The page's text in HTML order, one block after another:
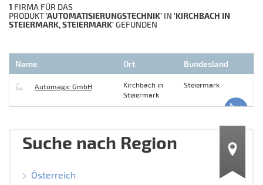
1 FIRMA FÜR DAS
PRODUKT'AUTOMATISIERUNGSTECHNIK' IN 'KIRCHBACH IN
STEIERMARK, STEIERMARK'GEFUNDEN
Name Ort Bundesland
Automagic GmbH
Kirchbach in
Steiermark
Steiermark
Suche nach Region
Österreich